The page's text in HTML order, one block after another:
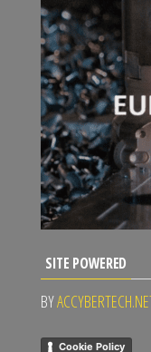
SITE POWERED
BY
Cookie Policy